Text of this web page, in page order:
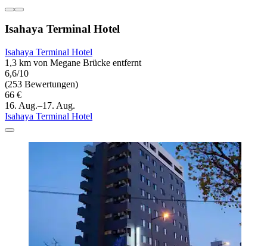
Isahaya Terminal Hotel
Isahaya Terminal Hotel
1,3 km von Megane Brücke entfernt
6,6/10
(253 Bewertungen)
66 €
16. Aug.–17. Aug.
Isahaya Terminal Hotel